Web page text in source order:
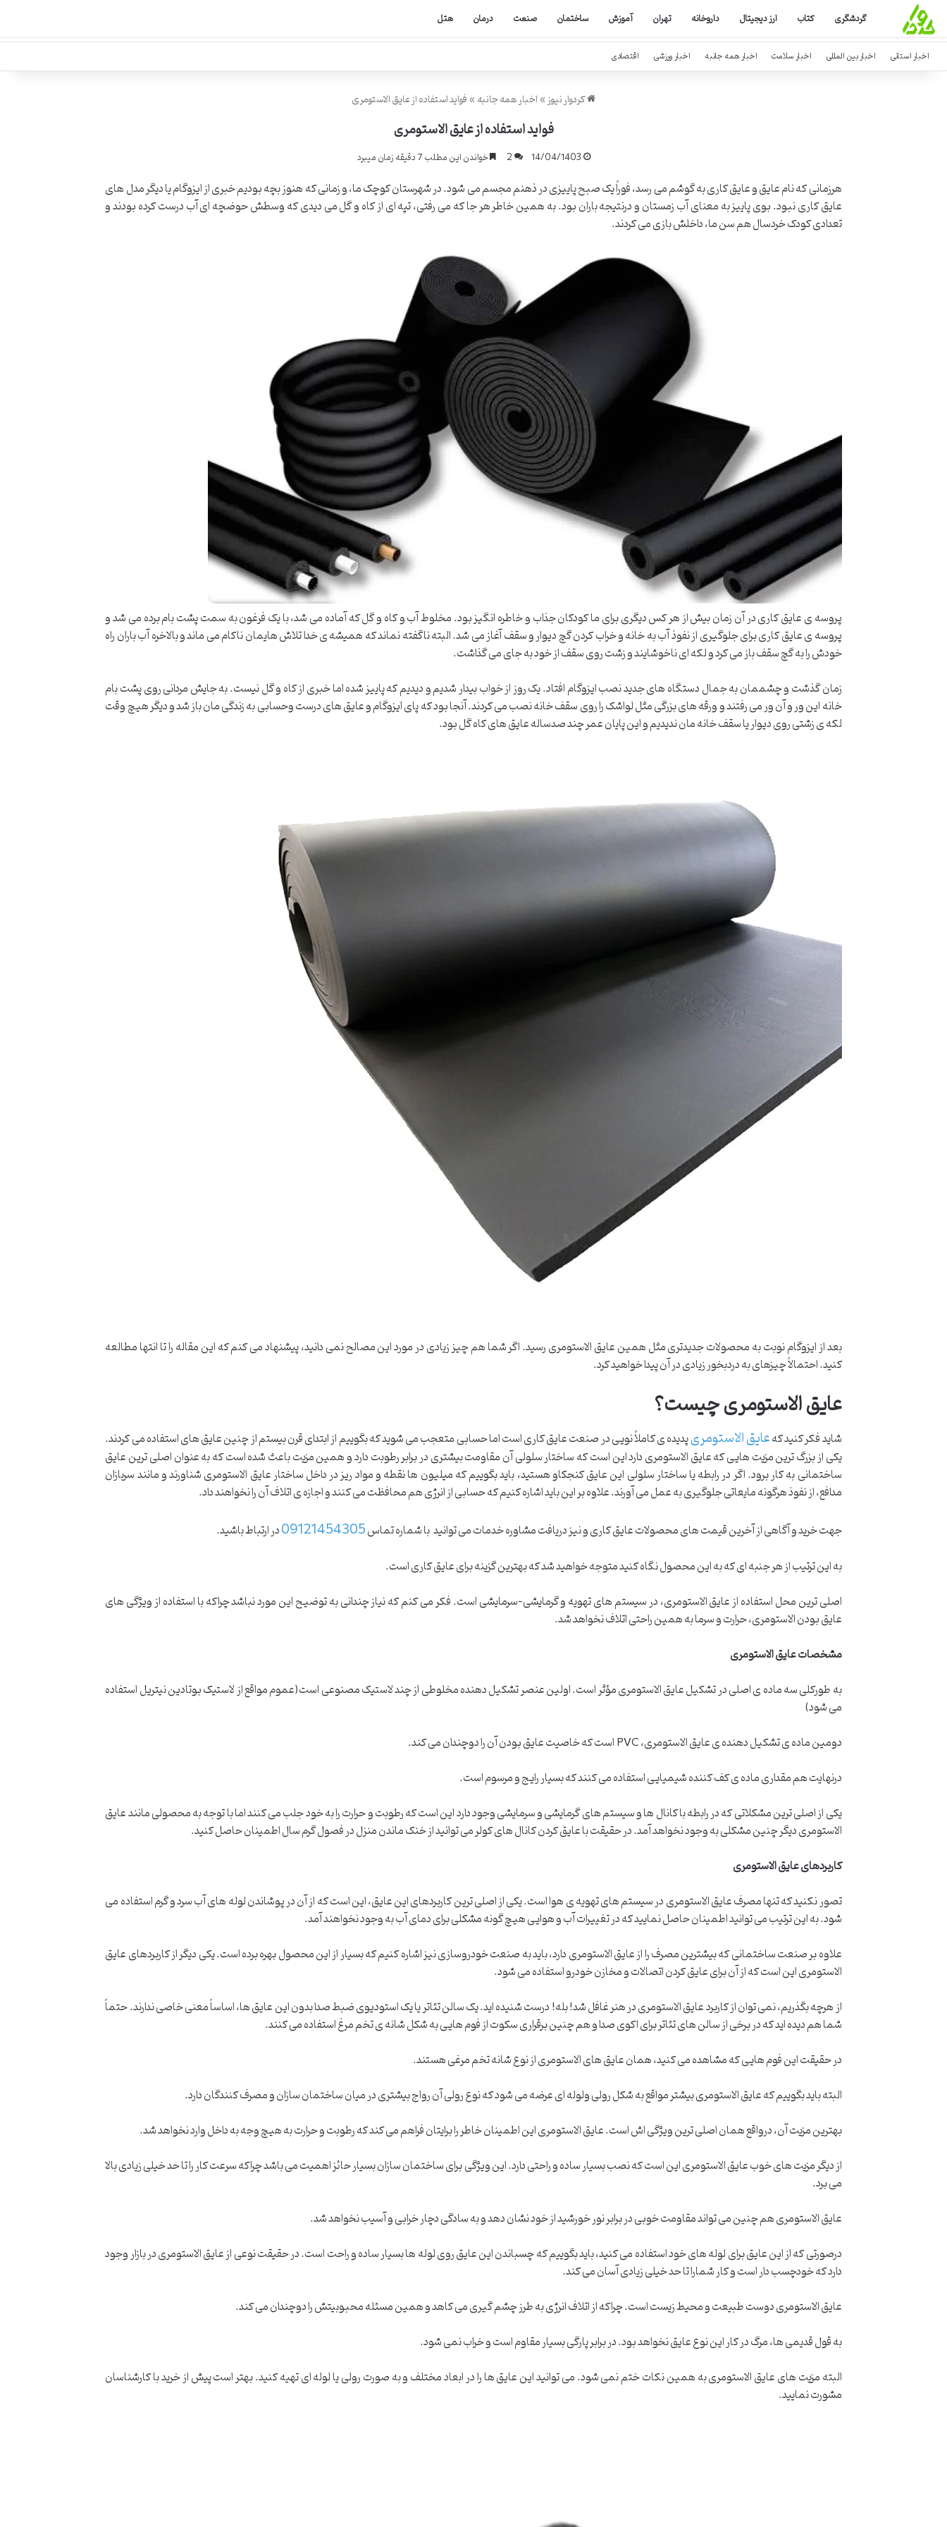
گردشگری کتاب ارز دیجیتال داروخانه تهران آموزش ساختمان صنعت درمان هتل
اخبار استانی اخبار بین المللی اخبار سلامت اخبار همه جانبه اخبار ورزشی اقتصادی
کردوار نیوز»اخبار همه جانبه»فواید استفاده از عایق الاستومری
فواید استفاده از عایق الاستومری
14/04/1403
2 خواندن این مطلب 7 دقیقه زمان میبرد
هرزمانی که نام عایق و عایق کاری به گوشم می رسد، فوراً یک صبح پاییزی در ذهنم مجسم می شود. در شهرستان کوچک ما، و زمانی که هنوز بچه بودیم خبری از ایزوگام یا دیگر مدل های
عایق کاری نبود. بوی پاییز به معنای آب زمستان و درنتیجه باران بود. به همین خاطر هر جا که می رفتی، تپه ای از کاه و گل می دیدی که وسطش حوضچه ای آب درست کرده بودند و
تعدادی کودک خردسال هم سن ما، داخلش بازی می کردند.
پروسه ی عایق کاری در آن زمان بیش از هر کس دیگری برای ما کودکان جذاب و خاطره انگیز بود. مخلوط آب و کاه و گل که آماده می شد، با یک فرغون به سمت پشت بام برده می شد و
پروسه ی عایق کاری برای جلوگیری از نفوذ آب به خانه و خراب کردن گچ دیوار و سقف آغاز می شد. البته ناگفته نماند که همیشه ی خدا تلاش هایمان ناکام می ماند و بالاخره آب باران راه
خودش را به گچ سقف باز می کرد و لکه ای ناخوشایند و زشت روی سقف از خود به جای می گذاشت.
زمان گذشت و چشممان به جمال دستگاه های جدید نصب ایزوگام افتاد. یک روز از خواب بیدار شدیم و دیدیم که پاییز شده اما خبری از کاه و گل نیست. به جایش مردانی روی پشت بام
خانه این ور و آن ور می رفتند و ورقه های بزرگی مثل لواشک را روی سقف خانه نصب می کردند. آنجا بود که پای ایزوگام و عایق های درست وحسابی به زندگی مان باز شد و دیگر هیچ وقت
لکه ی زشتی روی دیوار یا سقف خانه مان ندیدیم و این پایان عمر چند صدساله عایق های کاه گل بود.
بعد از ایزوگام نوبت به محصولات جدیدتری مثل همین عایق الاستومری رسید. اگر شما هم چیز زیادی در مورد این مصالح نمی دانید، پیشنهاد می کنم که این مقاله را تا انتها مطالعه
کنید. احتمالاً چیزهای به دردبخور زیادی در آن پیدا خواهید کرد.
عایق الاستومری چیست؟
شاید فکر کنید کهعایق الاستومریپدیده ی کاملاً نویی در صنعت عایق کاری است اما حسابی متعجب می شوید که بگوییم از ابتدای قرن بیستم از چنین عایق های استفاده می کردند.
یکی از بزرگ ترین مزیت هایی که عایق الاستومری دارد این است که ساختار سلولی آن مقاومت بیشتری در برابر رطوبت دارد و همین مزیت باعث شده است که به عنوان اصلی ترین عایق
ساختمانی به کار برود. اگر در رابطه یا ساختار سلولی این عایق کنجکاو هستید، باید بگوییم که میلیون ها نقطه و مواد ریز در داخل ساختار عایق الاستومری شناورند و مانند سربازان
مدافع، از نفوذ هرگونه مایعاتی جلوگیری به عمل می آورند. علاوه بر این باید اشاره کنیم که حسابی از انرژی هم محافظت می کنند و اجازه ی اتلاف آن را نخواهند داد.
جهت خرید و آگاهی از آخرین قیمت های محصولات عایق کاری و نیز دریافت مشاوره خدمات می توانید با شماره تماس09121454305در ارتباط باشید.
به این ترتیب از هر جنبه ای که به این محصول نگاه کنید متوجه خواهید شد که بهترین گزینه برای عایق کاری است.
اصلی ترین محل استفاده از عایق الاستومری، در سیستم های تهویه و گرمایشی-سرمایشی است. فکر می کنم که نیاز چندانی به توضیح این مورد نباشد چراکه با استفاده از ویژگی های
عایق بودن الاستومری، حرارت و سرما به همین راحتی اتلاف نخواهد شد.
مشخصات عایق الاستومری
به طورکلی سه ماده ی اصلی در تشکیل عایق الاستومری مؤثر است. اولین عنصر تشکیل دهنده مخلوطی از چند لاستیک مصنوعی است(عموم مواقع از لاستیک بوتادین نیتریل استفاده
می شود)
دومین ماده ی تشکیل دهنده ی عایق الاستومری، PVC است که خاصیت عایق بودن آن را دوچندان می کند.
درنهایت هم مقداری ماده ی کف کننده شیمیایی استفاده می کنند که بسیار رایج و مرسوم است.
یکی از اصلی ترین مشکلاتی که در رابطه با کانال ها و سیستم های گرمایشی و سرمایشی وجود دارد این است که رطوبت و حرارت را به خود جلب می کنند اما با توجه به محصولی مانند عایق
الاستومری دیگر چنین مشکلی به وجود نخواهد آمد. در حقیقت با عایق کردن کانال های کولر می توانید از خنک ماندن منزل در فصول گرم سال اطمینان حاصل کنید.
کاربردهای عایق الاستومری
تصور نکنید که تنها مصرف عایق الاستومری در سیستم های تهویه ی هوا است. یکی از اصلی ترین کاربردهای این عایق، این است که از آن در پوشاندن لوله های آب سرد و گرم استفاده می
شود. به این ترتیب می توانید اطمینان حاصل نمایید که در تغییرات آب و هوایی هیچ گونه مشکلی برای دمای آب به وجود نخواهند آمد.
علاوه بر صنعت ساختمانی که بیشترین مصرف را از عایق الاستومری دارد، باید به صنعت خودروسازی نیز اشاره کنیم که بسیار از این محصول بهره برده است. یکی دیگر از کاربردهای عایق
الاستومری این است که از آن برای عایق کردن اتصالات و مخازن خودرو استفاده می شود.
از هرچه بگذریم، نمی توان از کاربرد عایق الاستومری در هنر غافل شد! بله! درست شنیده اید. یک سالن تئاتر یا یک استودیوی ضبط صدا بدون این عایق ها، اساساً معنی خاصی ندارند. حتماً
شما هم دیده اید که در برخی از سالن های تئاتر برای اکوی صدا و هم چنین برقراری سکوت از فوم هایی به شکل شانه ی تخم مرغ استفاده می کنند.
در حقیقت این فوم هایی که مشاهده می کنید، همان عایق های الاستومری از نوع شانه تخم مرغی هستند.
البته باید بگوییم که عایق الاستومری بیشتر مواقع به شکل رولی ولوله ای عرضه می شود که نوع رولی آن رواج بیشتری در میان ساختمان سازان و مصرف کنندگان دارد.
بهترین مزیت آن، درواقع همان اصلی ترین ویژگی اش است. عایق الاستومری این اطمینان خاطر را برایتان فراهم می کند که رطوبت و حرارت به هیچ وجه به داخل وارد نخواهد شد.
از دیگر مزیت های خوب عایق الاستومری این است که نصب بسیار ساده و راحتی دارد. این ویژگی برای ساختمان سازان بسیار حائز اهمیت می باشد چراکه سرعت کار را تا حد خیلی زیادی بالا
می برد.
عایق الاستومری هم چنین می تواند مقاومت خوبی در برابر نور خورشید از خود نشان دهد و به سادگی دچار خرابی و آسیب نخواهد شد.
درصورتی که از این عایق برای لوله های خود استفاده می کنید، باید بگوییم که چسباندن این عایق روی لوله ها بسیار ساده و راحت است. در حقیقت نوعی از عایق الاستومری در بازار وجود
دارد که خودچسب دار است و کار شمارا تا حد خیلی زیادی آسان می کند.
عایق الاستومری دوست طبیعت و محیط زیست است. چراکه از اتلاف انرژی به طرز چشم گیری می کاهد و همین مسئله محبوبیتش را دوچندان می کند.
به قول قدیمی ها، مرگ در کار این نوع عایق نخواهد بود. در برابر پارگی بسیار مقاوم است و خراب نمی شود.
البته مزیت های عایق الاستومری به همین نکات ختم نمی شود. می توانید این عایق ها را در ابعاد مختلف و به صورت رولی یا لوله ای تهیه کنید. بهتر است پیش از خرید با کارشناسان
مشورت نمایید.